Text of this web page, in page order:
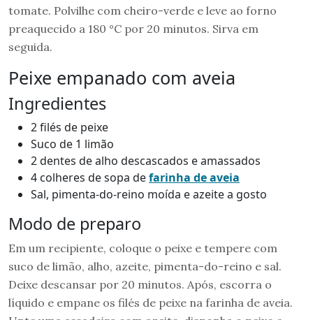
tomate. Polvilhe com cheiro-verde e leve ao forno
preaquecido a 180 °C por 20 minutos. Sirva em
seguida.
Peixe empanado com aveia
Ingredientes
2 filés de peixe
Suco de 1 limão
2 dentes de alho descascados e amassados
4 colheres de sopa defarinha de aveia
Sal, pimenta-do-reino moída e azeite a gosto
Modo de preparo
Em um recipiente, coloque o peixe e tempere com
suco de limão, alho, azeite, pimenta-do-reino e sal.
Deixe descansar por 20 minutos. Após, escorra o
líquido e empane os filés de peixe na farinha de aveia.